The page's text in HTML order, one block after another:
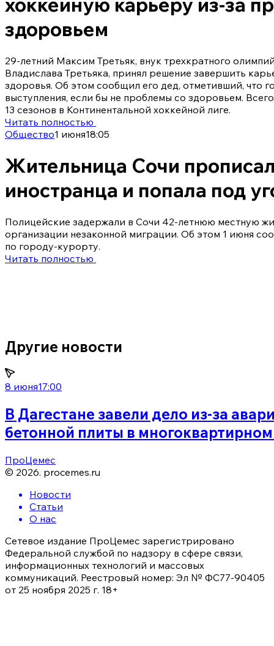
Другие новости
8 июня17:00
В Дагестане завели дело из-за
бетонной плиты в
здоровьем
29-летний Максим Третьяк, внук трехкратного
Владислава Третьяка, принял решение завершить
здоровья. Об этом сообщил его дед, отметивший, что
выступления, если бы не проблемы со здоровьем.
13 сезонов в Континентальной хоккейной лиге.
Читать полностью
Общество1 июня18:05
Жительница Сочи
иностранца и попала под
Полицейские задержали в Сочи 42-летнюю местную
организации незаконной миграции. Об этом 1 июня
по городу-курорту.
Читать полностью
ПроЦемес
© 2026. procemes.ru
Новости
Статьи
О нас
Сетевое издание ПроЦемес зарегистрировано
Федеральной службой по надзору в сфере связи,
информационных технологий и массовых
коммуникаций. Реестровый номер: Эл № ФС77-90405
от 25 ноября 2025 г. 18+